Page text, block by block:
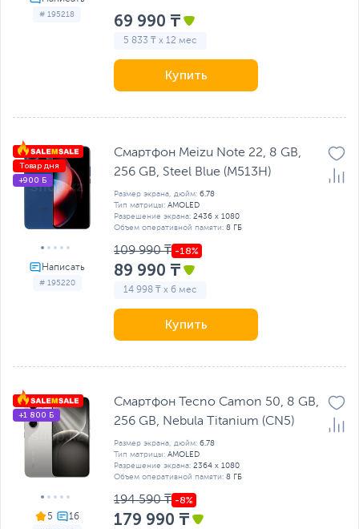
# 195218 69 990 ₸
5 833 ₸ x 12 мес
Купить
# 195220
Товар дня
+900 Б
Смартфон Meizu Note 22, 8 GB,
256 GB, Steel Blue (M513H)
Размер экрана, дюйм: 6.78
Тип матрицы: AMOLED
Разрешение экрана: 2436 x 1080
Объем оперативной памяти: 8 ГБ
109 990 ₸
89 990 ₸
14 998 ₸ x 6 мес
Купить
5
+1 800 Б
Смартфон Tecno Camon 50, 8 GB,
256 GB, Nebula Titanium (CN5)
Размер экрана, дюйм: 6.78
Тип матрицы: AMOLED
Разрешение экрана: 2364 x 1080
Объем оперативной памяти: 8 ГБ
194 590 ₸
179 990 ₸